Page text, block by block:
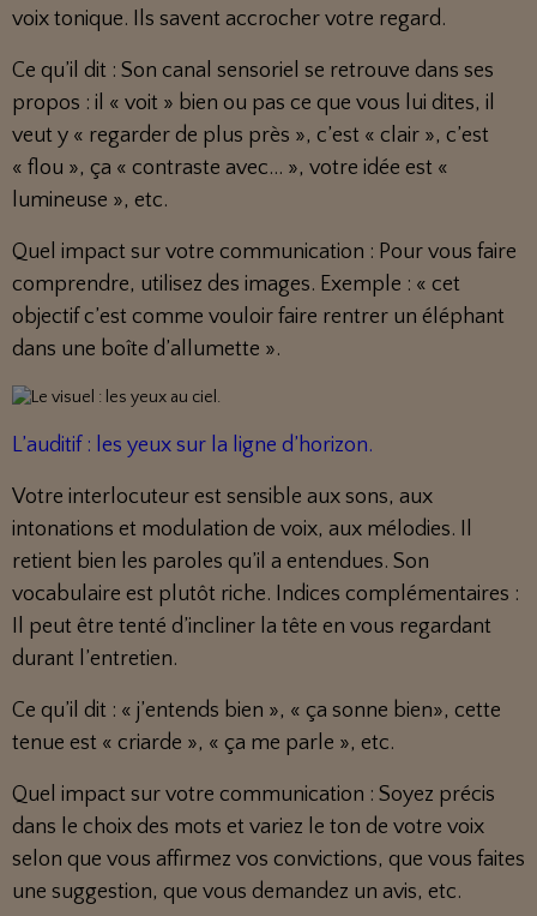
voix tonique. Ils savent accrocher votre regard.
Ce qu’il dit : Son canal sensoriel se retrouve dans ses
propos : il « voit » bien ou pas ce que vous lui dites, il
veut y « regarder de plus près », c’est « clair », c’est
« flou », ça « contraste avec... », votre idée est «
lumineuse », etc.
Quel impact sur votre communication : Pour vous faire
comprendre, utilisez des images. Exemple : « cet
objectif c’est comme vouloir faire rentrer un éléphant
dans une boîte d’allumette ».
L’auditif : les yeux sur la ligne d’horizon.
Votre interlocuteur est sensible aux sons, aux
intonations et modulation de voix, aux mélodies. Il
retient bien les paroles qu’il a entendues. Son
vocabulaire est plutôt riche. Indices complémentaires :
Il peut être tenté d’incliner la tête en vous regardant
durant l’entretien.
Ce qu’il dit : « j’entends bien », « ça sonne bien», cette
tenue est « criarde », « ça me parle », etc.
Quel impact sur votre communication : Soyez précis
dans le choix des mots et variez le ton de votre voix
selon que vous affirmez vos convictions, que vous faites
une suggestion, que vous demandez un avis, etc.